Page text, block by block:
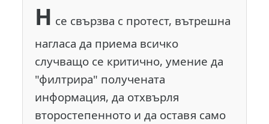
Н се свързва с протест, вътрешна
нагласа да приема всичко
случващо се критично, умение да
"филтрира" получената
информация, да отхвърля
второстепенното и да оставя само